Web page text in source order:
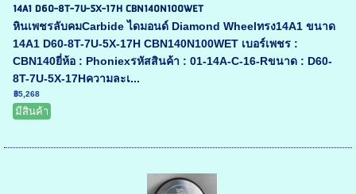
14A1 D60-8T-7U-5X-17H CBN140N100WET
หินเพชรลับคมCarbide ไดมอนด์ Diamond Wheelทรง14A1 ขนาด
14A1 D60-8T-7U-5X-17H CBN140N100WET เบอร์เพชร :
CBN140ยี่ห้อ : Phoniexรหัสสินค้า : 01-14A-C-16-Rขนาด : D60-
8T-7U-5X-17Hความละเ...
฿5,268
มีสินค้า